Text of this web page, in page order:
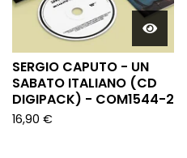
SERGIO CAPUTO - UN
SABATO ITALIANO (CD
DIGIPACK) - COM1544-2
16,90 €